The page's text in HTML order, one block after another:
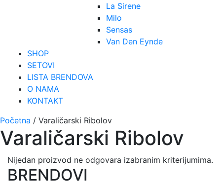
La Sirene
Milo
Sensas
Van Den Eynde
SHOP
SETOVI
LISTA BRENDOVA
O NAMA
KONTAKT
Početna / Varaličarski Ribolov
Varaličarski Ribolov
Nijedan proizvod ne odgovara izabranim kriterijumima.
BRENDOVI